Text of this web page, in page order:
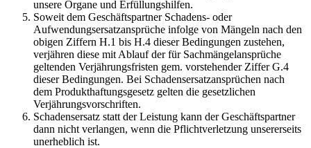
unsere Organe und Erfüllungshilfen.
Soweit dem Geschäftspartner Schadens- oder
Aufwendungsersatzansprüche infolge von Mängeln nach den
obigen Ziffern H.1 bis H.4 dieser Bedingungen zustehen,
verjähren diese mit Ablauf der für Sachmängelansprüche
geltenden Verjährungsfristen gem. vorstehender Ziffer G.4
dieser Bedingungen. Bei Schadensersatzansprüchen nach
dem Produkthaftungsgesetz gelten die gesetzlichen
Verjährungsvorschriften.
Schadensersatz statt der Leistung kann der Geschäftspartner
dann nicht verlangen, wenn die Pflichtverletzung unsererseits
unerheblich ist.